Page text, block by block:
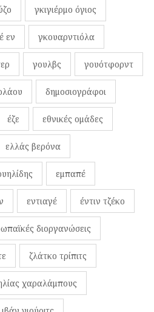
γκιγιέρμο όγιος
εν γκουαρντιόλα
γουλβς γουότφορντ
δημοσιογράφοι
έζε εθνικές ομάδες
ελλάς βερόνα
εμπαπέ
εντιαγέ έντιν τζέκο
διοργανώσεις
ζλάτκο τρίπιτς
χαραλάμπους